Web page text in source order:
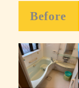
Before